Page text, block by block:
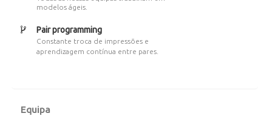
modelos ágeis.
Pair programming
Constante troca de impressões e
aprendizagem contínua entre pares.
Equipa